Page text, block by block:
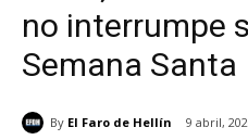
no interrumpe
Semana Santa
By El Faro de Hellín 9 abril,